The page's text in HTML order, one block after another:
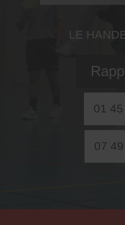
LE
01 45
07